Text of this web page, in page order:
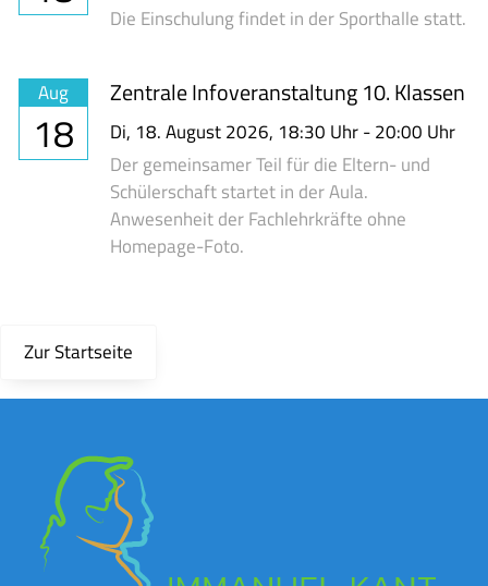
Die Einschulung findet in der Sporthalle statt.
Aug
18
Zentrale Infoveranstaltung 10. Klassen
Di, 18. August 2026, 18:30 Uhr- 20:00 Uhr
Der gemeinsamer Teil für die Eltern- und
Schülerschaft startet in der Aula.
Anwesenheit der Fachlehrkräfte ohne
Homepage-Foto.
Zur Startseite